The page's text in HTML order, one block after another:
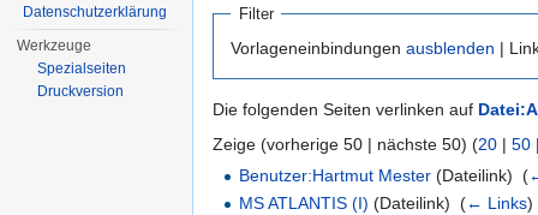
Filter
Vorlageneinbindungen ausblenden |
Die folgenden Seiten verlinken auf
Zeige (vorherige 50 | nächste 50) (20 | 50
Benutzer:Hartmut Mester (Dateilink) ‎ (
MS ATLANTIS (I) (Dateilink) ‎ (← Links)
Datenschutzerklärung
Werkzeuge
Spezialseiten
Druckversion